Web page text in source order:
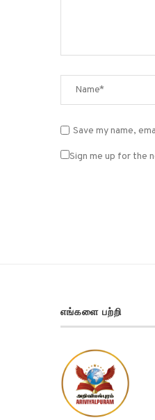
Save my name,
Sign me up for the
எங்களை பற்றி